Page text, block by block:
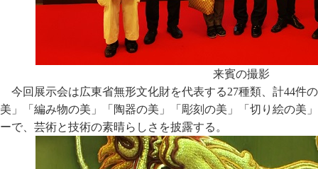
来賓の撮影
今回展示会は広東省無形文化財を代表する27種類、計44件
美」「編み物の美」「陶器の美」「彫刻の美」「切り絵の美
ーで、芸術と技術の素晴らしさを披露する。